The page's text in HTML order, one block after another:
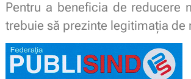
Pentru a beneficia de reducere
trebuie să prezinte legitimaţia de